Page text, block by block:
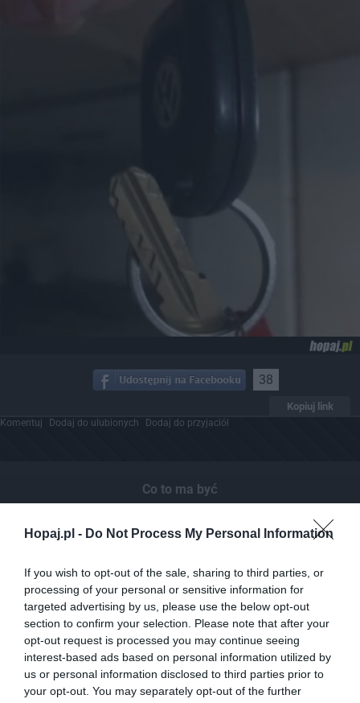
Hopaj.pl - Do Not Process My Personal Information
If you wish to opt-out of the sale, sharing to third parties, or
processing of your personal or sensitive information for
targeted advertising by us, please use the below opt-out
section to confirm your selection. Please note that after your
opt-out request is processed you may continue seeing
interest-based ads based on personal information utilized by
us or personal information disclosed to third parties prior to
your opt-out. You may separately opt-out of the further
38
Kopiuj link
Komentuj Dodaj do ulubionych Dodaj do przyjaciół
Co to ma być